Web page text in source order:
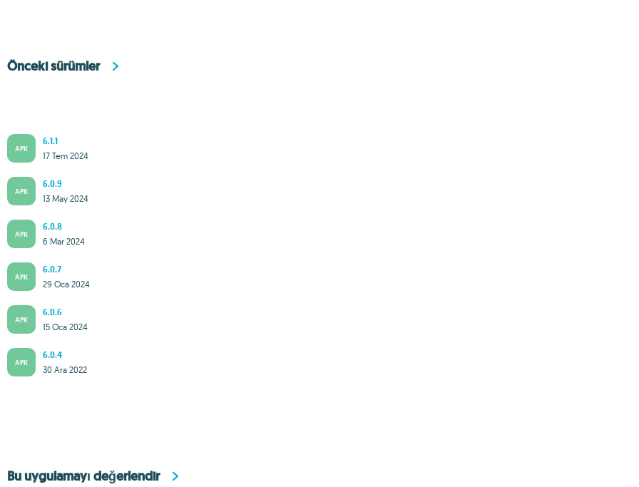
Önceki sürümler
APK
6.1.1
17 Tem 2024
APK
6.0.9
13 May 2024
APK
6.0.8
6 Mar 2024
APK
6.0.7
29 Oca 2024
APK
6.0.6
15 Oca 2024
APK
6.0.4
30 Ara 2022
Bu uygulamayı değerlendir